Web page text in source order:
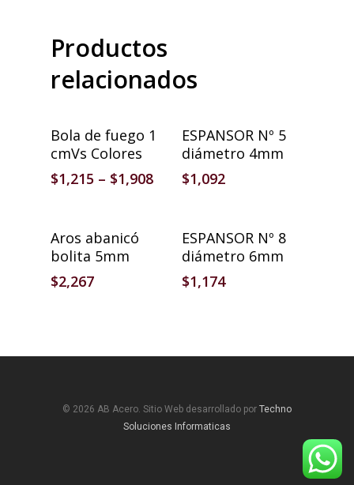
Productos
relacionados
Seleccionar Opciones
Bola de fuego 1
cmVs Colores
$1,215 – $1,908
ESPANSOR Nº 5
diámetro 4mm
$1,092
Añadir Al Carrito
Aros abanicó
bolita 5mm
$2,267
ESPANSOR Nº 8
diámetro 6mm
$1,174
© 2026 AB Acero. Sitio Web desarrollado por Techno
Soluciones Informaticas